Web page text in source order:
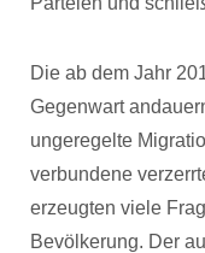
Die ab dem Jahr
Gegenwart
ungeregelte
verbundene
erzeugten viele
Bevölkerung. Der